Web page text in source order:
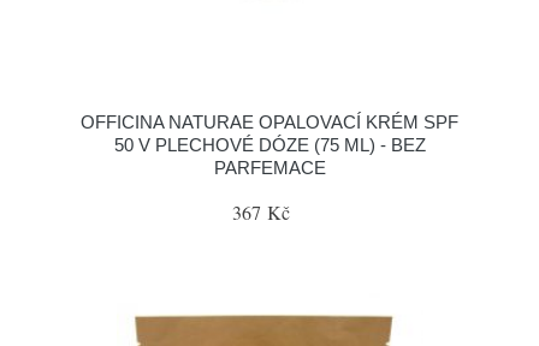
OFFICINA NATURAE OPALOVACÍ KRÉM SPF
50 V PLECHOVÉ DÓZE (75 ML) - BEZ
PARFEMACE
367 Kč